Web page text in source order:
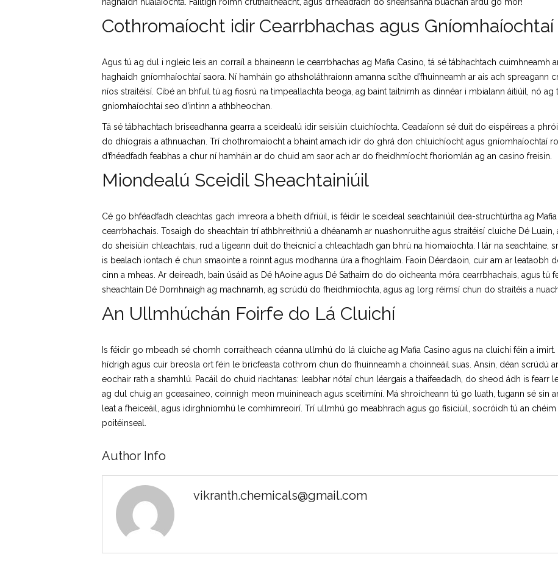
Cothromaíocht idir Cearrbhachas agus Gníomhaíochtaí
Agus tú ag dul i ngleic leis an corraíl a bhaineann le cearrbhachas ag Mafia Casino, tá sé tábhachtach cuimhneamh
haghaidh gníomhaíochtaí saora. Ní hamháin go athsholáthraíonn amanna scíthe d’fhuinneamh ar ais ach
níos straitéisí. Cibé an bhfuil tú ag fiosrú na timpeallachta beoga, ag baint taitnimh as dinnéar i mbialann áitiúil, nó ag
gníomhaíochtaí seo d’intinn a athbheochan.
Tá sé tábhachtach briseadhanna gearra a sceidealú idir seisiúin cluichíochta. Ceadaíonn sé duit do eispéireas a
do dhíograis a athnuachan. Trí chothromaíocht a bhaint amach idir do ghrá don chluichíocht agus gníomhaíochtaí
d’fhéadfadh feabhas a chur ní hamháin ar do chuid am saor ach ar do fheidhmíocht fhoriomlán ag an casino freisin.
Miondealú Sceidil Sheachtainiúil
Cé go bhféadfadh cleachtas gach imreora a bheith difriúil, is féidir le sceideal seachtainiúil dea-struchtúrtha ag
cearrbhachais. Tosaigh do sheachtain trí athbhreithniú a dhéanamh ar nuashonruithe agus straitéisí cluiche Dé
do sheisiúin chleachtais, rud a ligeann duit do theicnící a chleachtadh gan bhrú na hiomaíochta. I lár na
is bealach iontach é chun smaointe a roinnt agus modhanna úra a fhoghlaim. Faoin Déardaoin, cuir am ar
cinn a mheas. Ar deireadh, bain úsáid as Dé hAoine agus Dé Sathairn do do oícheanta móra cearrbhachais, agus tú
sheachtain Dé Domhnaigh ag machnamh, ag scrúdú do fheidhmíochta, agus ag lorg réimsí chun do straitéis a
An Ullmhúchán Foirfe do Lá Cluichí
Is féidir go mbeadh sé chomh corraitheach céanna ullmhú do lá cluiche ag Mafia Casino agus na cluichí féin a
hídrigh agus cuir breosla ort féin le bricfeasta cothrom chun do fhuinneamh a choinneáil suas. Ansin, déan scrúdú
eochair rath a shamhlú. Pacáil do chuid riachtanas: leabhar nótaí chun léargais a thaifeadadh, do sheod ádh is fearr
ag dul chuig an gceasaíneo, coinnigh meon muiníneach agus sceitimíní. Má shroicheann tú go luath, tugann sé sin
leat a fheiceáil, agus idirghníomhú le comhimreoirí. Trí ullmhú go meabhrach agus go fisiciúil, socróidh tú an
poitéinseal.
Author Info
vikranth.chemicals@gmail.com